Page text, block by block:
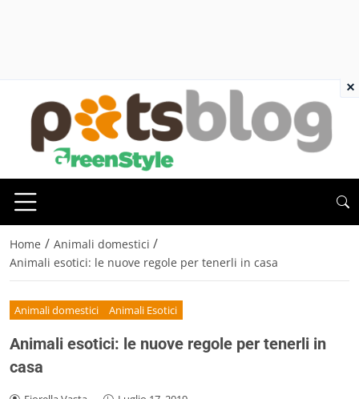
Home / Animali domestici /
Animali esotici: le nuove regole per tenerli in casa
Animali domestici Animali Esotici
Animali esotici: le nuove regole per tenerli in
casa
×